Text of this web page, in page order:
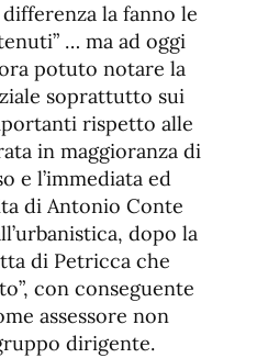
la fanno le
… ma ad oggi
potuto notare la
soprattutto sui
rispetto alle
in maggioranza di
e l’immediata ed
di Antonio Conte
dopo la
di Petricca che
con conseguente
assessore non
dirigente.